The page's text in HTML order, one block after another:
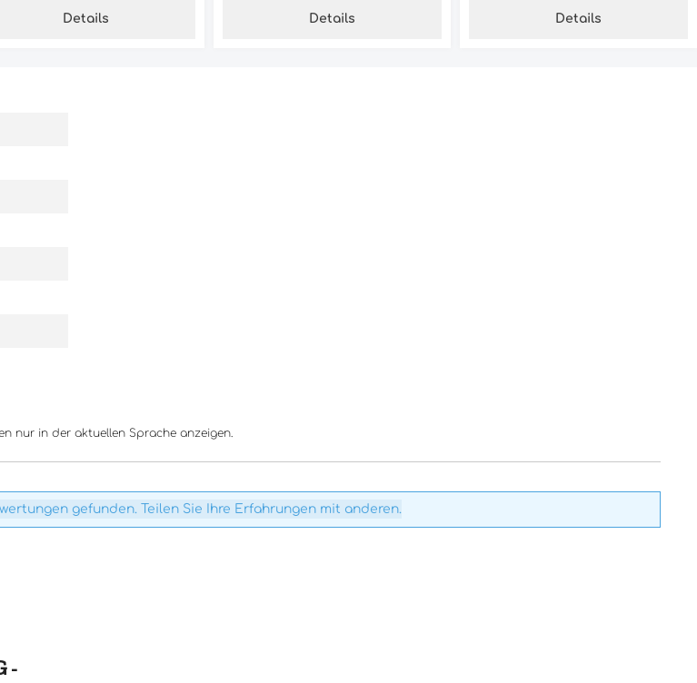
Details Details Details
nur in der aktuellen Sprache anzeigen.
gefunden. Teilen Sie Ihre Erfahrungen mit anderen.
-